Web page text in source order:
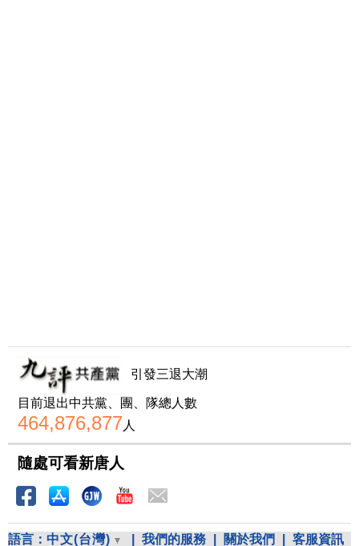
引發三退大潮
目前退出中共黨、團、隊總人數
464,876,877人
隨處可看新唐人
語言： 中文(台灣) 我們的服務 關於我們 客服資訊